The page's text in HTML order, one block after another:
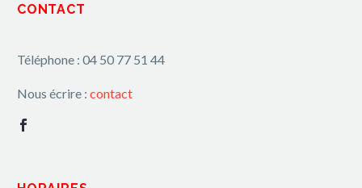
CONTACT
Téléphone : 04 50 77 51 44
Nous écrire : contact